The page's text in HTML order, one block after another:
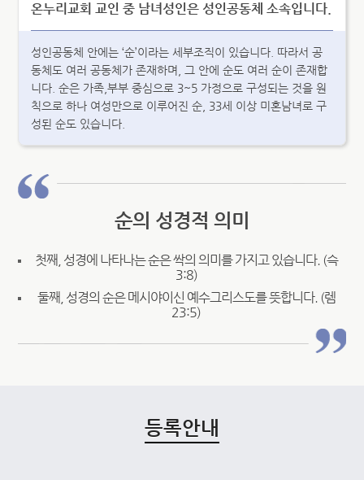
온누리교회 교인 중 남녀성인은 성인공동체 소속입니다.
성인공동체 안에는 ‘순’이라는 세부조직이 있습니다. 따라서 공
동체도 여러 공동체가 존재하며, 그 안에 순도 여러 순이 존재합
니다. 순은 가족,부부 중심으로 3~5 가정으로 구성되는 것을 원
칙으로 하나 여성만으로 이루어진 순, 33세 이상 미혼남녀로 구
성된 순도 있습니다.
순의 성경적 의미
첫째, 성경에 나타나는 순은 싹의 의미를 가지고 있습니다. (슥
3:8)
둘째, 성경의 순은 메시야이신 예수그리스도를 뜻합니다. (렘
23:5)
등록안내